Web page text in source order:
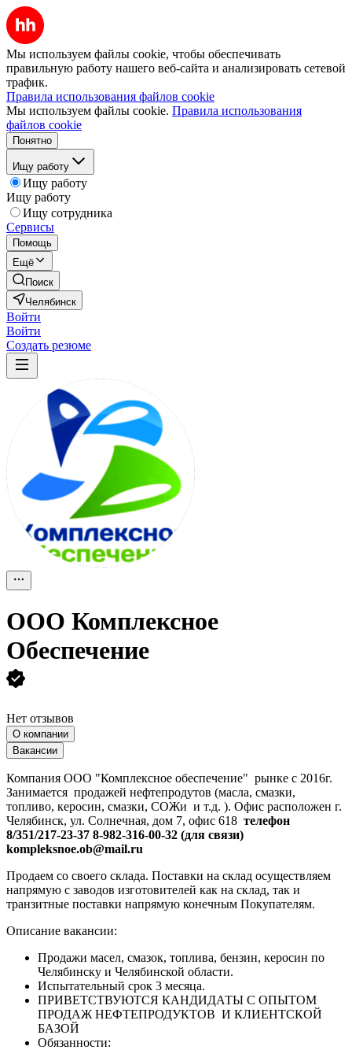
Мы используем файлы cookie, чтобы обеспечивать
правильную работу нашего веб-сайта и анализировать сетевой
трафик.
Правила использования файлов cookie
Мы используем файлы cookie. Правила использования
файлов cookie
Понятно
Ищу работу
Ищу работу
Ищу работу
Ищу сотрудника
Сервисы
Помощь
Ещё
Поиск
Челябинск
Войти
Войти
Создать резюме
ООО Комплексное
Обеспечение
Нет отзывов
О компании
Вакансии
Компания ООО "Комплексное обеспечение" рынке с 2016г.
Занимается продажей нефтепродутов (масла, смазки,
топливо, керосин, смазки, СОЖи и т.д. ). Офис расположен г.
Челябинск, ул. Солнечная, дом 7, офис 618 телефон
8/351/217-23-37 8-982-316-00-32 (для связи)
kompleksnoe.ob@mail.ru
Продаем со своего склада. Поставки на склад осуществляем
напрямую с заводов изготовителей как на склад, так и
транзитные поставки напрямую конечным Покупателям.
Описание вакансии:
Продажи масел, смазок, топлива, бензин, керосин по
Челябинску и Челябинской области.
Испытательный срок 3 месяца.
ПРИВЕТСТВУЮТСЯ КАНДИДАТЫ С ОПЫТОМ
ПРОДАЖ НЕФТЕПРОДУКТОВ И КЛИЕНТСКОЙ
БАЗОЙ
Обязанности: